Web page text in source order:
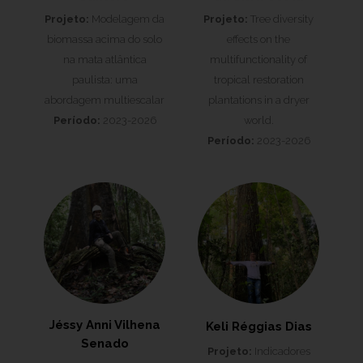
Projeto: Modelagem da
biomassa acima do solo
na mata atlântica
paulista: uma
abordagem multiescalar
Período: 2023-2026
Projeto: Tree diversity
effects on the
multifunctionality of
tropical restoration
plantations in a dryer
world.
Período: 2023-2026
Jéssy Anni Vilhena
Senado
Keli Réggias Dias
Projeto: Indicadores